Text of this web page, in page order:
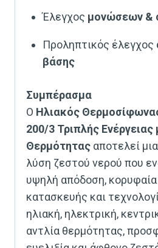
Έλεγχος μονώσεων &
Προληπτικός έλεγχος
βάσης
Συμπέρασμα
Ο Ηλιακός
200/3 Τριπλής Ενέργειας
Θερμότητας αποτελεί
λύση ζεστού νερού που
υψηλή απόδοση,
κατασκευής και
ηλιακή, ηλεκτρική,
αντλία θερμότητας,